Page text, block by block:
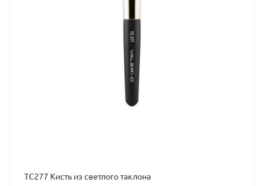
ТС277 Кисть из светлого таклона